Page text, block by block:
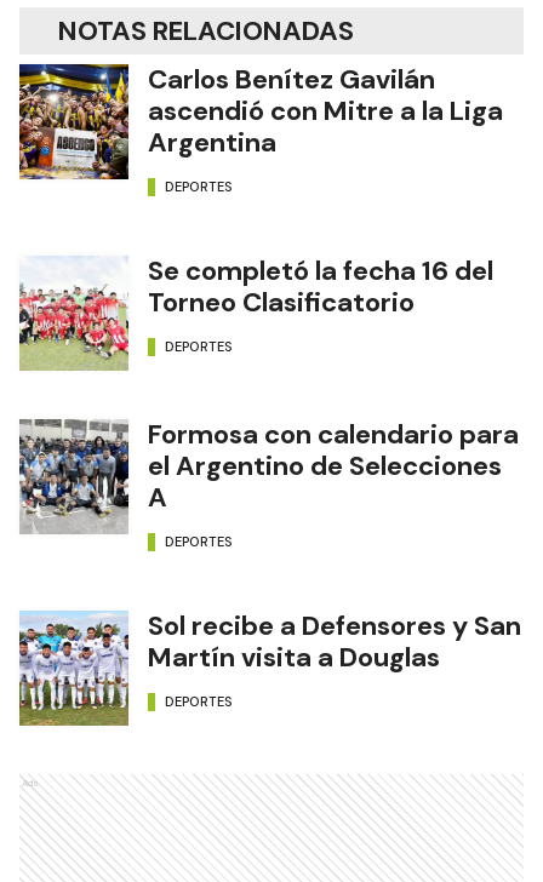
NOTAS RELACIONADAS
Carlos Benítez Gavilán
ascendió con Mitre a la Liga
Argentina
DEPORTES
Se completó la fecha 16 del
Torneo Clasificatorio
DEPORTES
Formosa con calendario para
el Argentino de Selecciones
A
DEPORTES
Sol recibe a Defensores y San
Martín visita a Douglas
DEPORTES
Ads